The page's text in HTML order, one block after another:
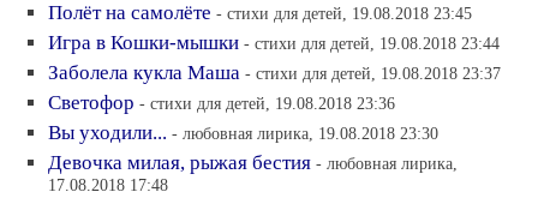
Полёт на самолёте - стихи для детей, 19.08.2018 23:45
Игра в Кошки-мышки - стихи для детей, 19.08.2018 23:44
Заболела кукла Маша - стихи для детей, 19.08.2018 23:37
Светофор - стихи для детей, 19.08.2018 23:36
Вы уходили... - любовная лирика, 19.08.2018 23:30
Девочка милая, рыжая бестия - любовная лирика,
17.08.2018 17:48